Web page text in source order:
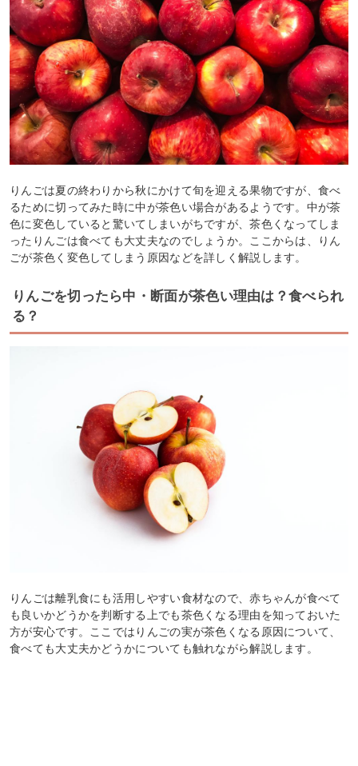
りんごは夏の終わりから秋にかけて旬を迎える果物ですが、食べ
るために切ってみた時に中が茶色い場合があるようです。中が茶
色に変色していると驚いてしまいがちですが、茶色くなってしま
ったりんごは食べても大丈夫なのでしょうか。ここからは、りん
ごが茶色く変色してしまう原因などを詳しく解説します。
りんごを切ったら中・断面が茶色い理由は？食べられ
る？
りんごは離乳食にも活用しやすい食材なので、赤ちゃんが食べて
も良いかどうかを判断する上でも茶色くなる理由を知っておいた
方が安心です。ここではりんごの実が茶色くなる原因について、
食べても大丈夫かどうかについても触れながら解説します。